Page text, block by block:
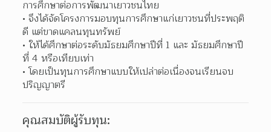
การศึกษาต่อการพัฒนาเยาวชนไทย
จึงได้จัดโครงการมอบทุนการศึกษาแก่เยาวชนที่ประพฤติ
ดี แต่ขาดแคลนทุนทรัพย์
ให้ได้ศึกษาต่อระดับมัธยมศึกษาปีที่ 1 และ มัธยมศึกษาปี
ที่ 4 หรือเทียบเท่า
โดยเป็นทุนการศึกษาแบบให้เปล่าต่อเนื่องจนเรียนจบ
ปริญญาตรี
คุณสมบัติผู้รับทุน: